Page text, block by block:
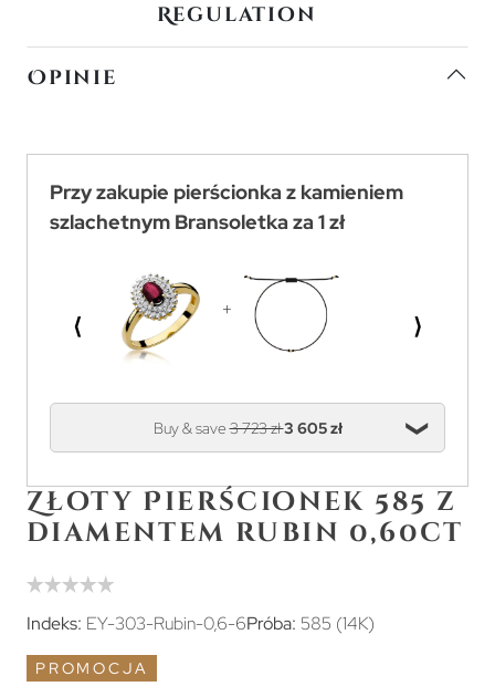
Regulation
Opinie
Przy zakupie pierścionka z kamieniem
szlachetnym Bransoletka za 1 zł
⟨ ⟩
Buy & save3 723 zł3 605 zł
Złoty Pierścionek 585 z
diamentem rubin 0,60ct
Indeks: EY-303-Rubin-0,6-6Próba: 585 (14K)
PROMOCJA